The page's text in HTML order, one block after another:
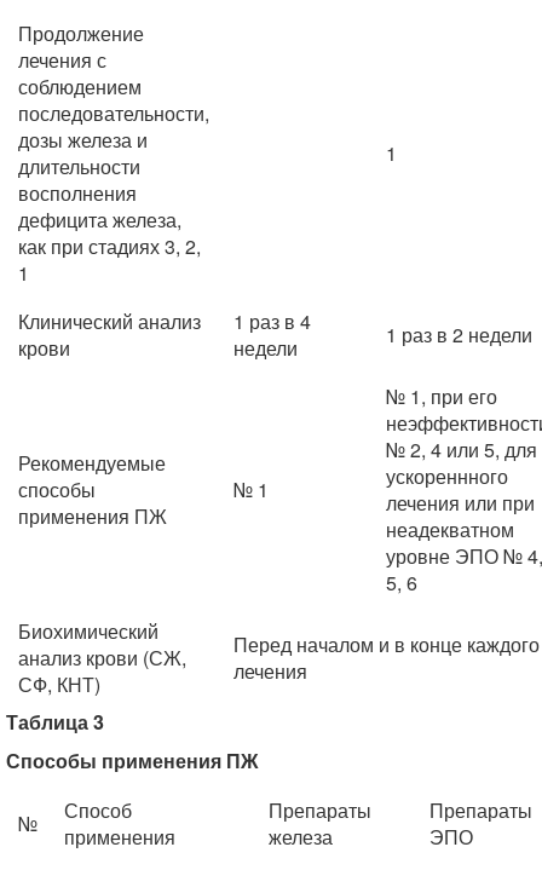
Продолжение
лечения с
соблюдением
последовательности,
дозы железа и
длительности
восполнения
дефицита железа,
как при стадиях 3, 2,
1
1
Клинический анализ
крови
1 раз в 4
недели
1 раз в 2 недели
Рекомендуемые
способы
применения ПЖ
№ 1
№ 1, при его
№ 2, 4 или 5, для
ускореннного
лечения или при
неадекватном
уровне ЭПО № 4,
5, 6
Биохимический
анализ крови (СЖ,
СФ, КНТ)
Перед началом и в конце
лечения
Таблица 3
Способы применения ПЖ
№
Способ
применения
Препараты
железа
Препараты
ЭПО